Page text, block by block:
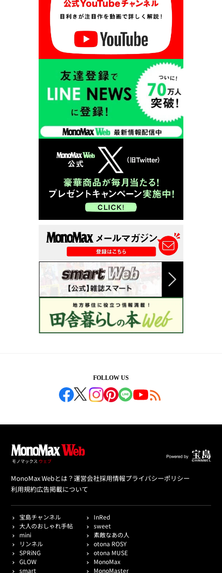
FOLLOW US
MonoMax Webとは？運営会社採用情報プライバシーポリシー
利用規約広告掲載について
宝島チャンネル
InRed
大人のおしゃれ手帖
sweet
mini
素敵なあの人
リンネル
otona ROSY
SPRiNG
otona MUSE
GLOW
MonoMax
smart
MonoMaster